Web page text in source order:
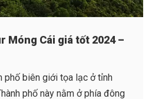
Móng Cái giá tốt 2024 –
phố biên giới tọa lạc ở tỉnh
phố này nằm ở phía đông